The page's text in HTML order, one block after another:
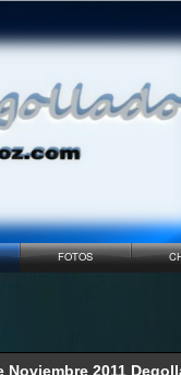
FOTOS
Noviembre 2011